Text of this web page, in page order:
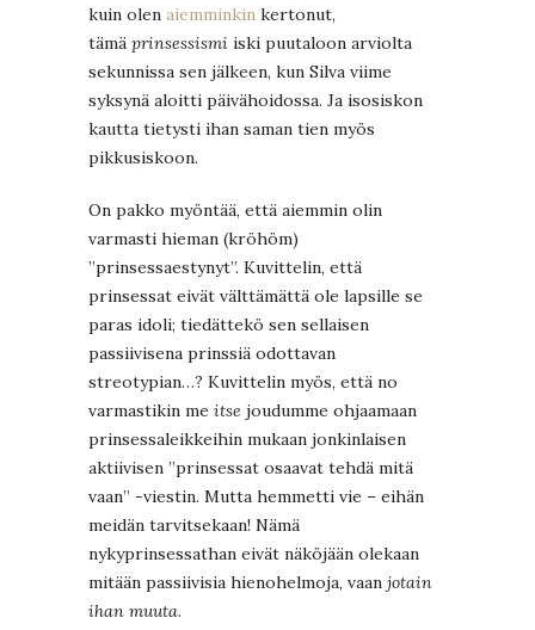
kuin olen aiemminkin kertonut,
tämä prinsessismi iski puutaloon arviolta
sekunnissa sen jälkeen, kun Silva viime
syksynä aloitti päivähoidossa. Ja isosiskon
kautta tietysti ihan saman tien myös
pikkusiskoon.
On pakko myöntää, että aiemmin olin
varmasti hieman (kröhöm)
”prinsessaestynyt”. Kuvittelin, että
prinsessat eivät välttämättä ole lapsille se
paras idoli; tiedättekö sen sellaisen
passiivisena prinssiä odottavan
streotypian…? Kuvittelin myös, että no
varmastikin me itse joudumme ohjaamaan
prinsessaleikkeihin mukaan jonkinlaisen
aktiivisen ”prinsessat osaavat tehdä mitä
vaan” -viestin. Mutta hemmetti vie – eihän
meidän tarvitsekaan! Nämä
nykyprinsessathan eivät näköjään olekaan
mitään passiivisia hienohelmoja, vaan jotain
ihan muuta.